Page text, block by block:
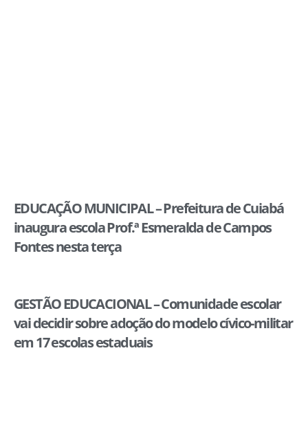
EDUCAÇÃO MUNICIPAL – Prefeitura de Cuiabá
inaugura escola Prof.ª Esmeralda de Campos
Fontes nesta terça
GESTÃO EDUCACIONAL – Comunidade escolar
vai decidir sobre adoção do modelo cívico-militar
em 17 escolas estaduais